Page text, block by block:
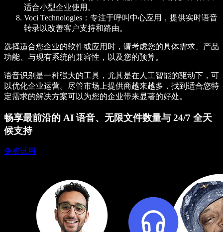
适合小型企业使用。
Voci Technologies ：专注于呼叫中心应用，提供实时语音
转录以改善客户支持和路由。
选择适合您企业的软件或应用时，请考虑您的具体需求、产品
功能、与现有系统的兼容性，以及您的预算。
语音识别是一种强大的工具，尤其是在人工智能的驱动下，可
以优化企业运营。尽管市场上提供商越来越多，找到适合您特
定需求的解决方案可以为您的企业带来显著的好处。
畅享最前沿的 AI 语音、无限文件数量与 24/7 全天
候支持
免费试用